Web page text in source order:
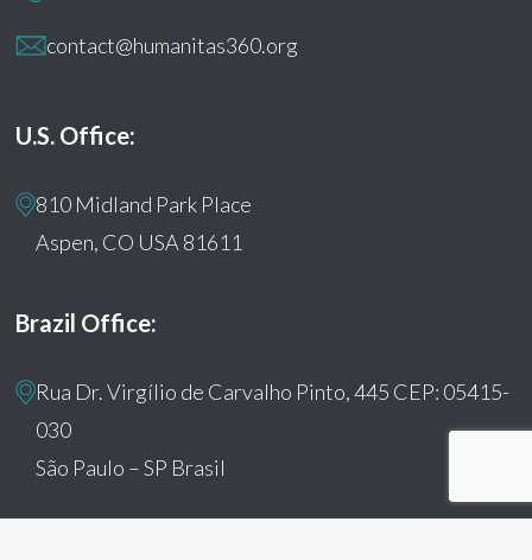
contact@humanitas360.org
U.S. Office:
810 Midland Park Place
Aspen, CO USA 81611
Brazil Office:
Rua Dr. Virgílio de Carvalho Pinto, 445 CEP: 05415-
030
São Paulo – SP Brasil